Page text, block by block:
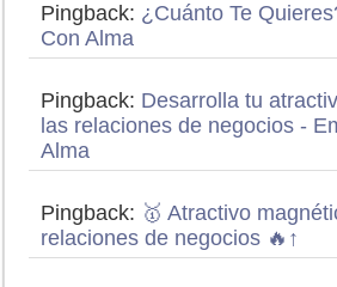
Pingback: ¿Cuánto Te
Con Alma
Pingback: Desarrolla tu
las relaciones de negocios -
Alma
Pingback: 🥇 Atractivo
relaciones de negocios 🔥↑